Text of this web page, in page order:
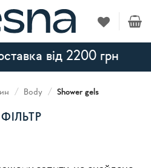
від 2200 грн
/ Body / Shower gels
ФІЛЬТР